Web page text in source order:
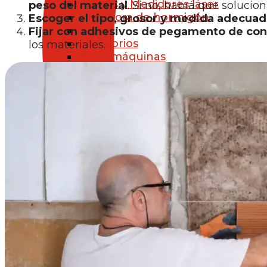
Niveles y Medidores láser
Clavadora de hormigón
Jardín
Accesorios
Otras máquinas
Brocas, clavos, tacos y tornillos
Almacenamiento y transporte
Cajas de Herramientas
Accesorios para Ferretería
Baterías y Cargadores
Ropa Laboral
Otros Accesorios para ferretería
Premium Store
AISLAMIENTO
Aislamiento térmico
Lana de roca
peso del material. Si no, habrá que
Escoger el tipo, grosor y medida
Fijar con adhesivos de pegamento de
los materiales.